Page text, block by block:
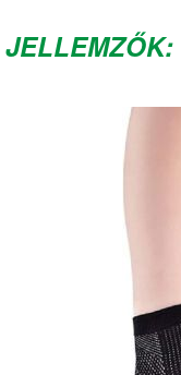
JELLEMZŐK: